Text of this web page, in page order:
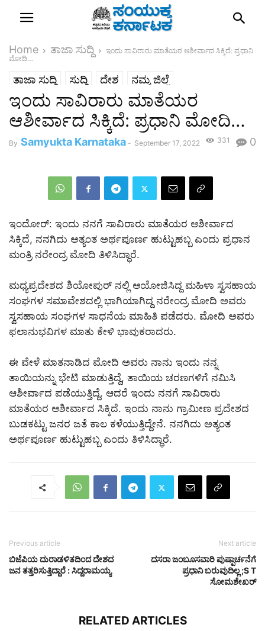
Home ತಾಜಾ ಸುದ್ದಿ
ಇಂದು ಸಾವಿರಾರು ಮಾತೆಯರ ಆಶೀರ್ವಾದ ಸಿಕ್ಕಿದೆ: ಪ್ರಧಾನಿ
ಮೋದಿ…
ತಾಜಾ ಸುದ್ದಿ ಸುದ್ದಿ ದೇಶ ನಮ್ಮ ಜಿಲ್ಲೆ
ಇಂದು ಸಾವಿರಾರು ಮಾತೆಯರ
ಆಶೀರ್ವಾದ ಸಿಕ್ಕಿದೆ: ಪ್ರಧಾನಿ ಮೋದಿ…
By Samyukta Karnataka - September 17, 2022 0
331
ಇಂದೋರ್: ಇಂದು ನನಗೆ ಸಾವಿರಾರು ಮಾತೆಯರ ಆಶೀರ್ವಾದ
ಸಿಕ್ಕಿದೆ, ನನಗಿದು ಅತ್ಯಂತ ಅರ್ಥಪೂರ್ಣ ಹುಟ್ಟುಹಬ್ಬ ಎಂದು ಪ್ರಧಾನ
ಮಂತ್ರಿ ನರೇಂದ್ರ ಮೋದಿ ತಿಳಿಸಿದ್ಧಾರೆ.
ಮಧ್ಯಪ್ರದೇಶದ ಶಿಯೋಪುರ್ ನಲ್ಲಿ ಆಯೋಜಿಸಿದ್ದ ಮಹಿಳಾ ಸ್ವಸಹಾಯ
ಸಂಘಗಳ ಸಮಾವೇಶದಲ್ಲಿ ಭಾಗಿಯಾಗಿದ್ದ ನರೇಂದ್ರ ಮೋದಿ ಅವರು
ಸ್ವಸಹಾಯ ಸಂಘಗಳ ಸಾಧನೆಯ ಮಾಹಿತಿ ಪಡೆದರು. ಮೋದಿ ಅವರು
ಫಲಾನುಭವಿಗಳ ಮಾತು ಕೇಳಿ ಭಾವುಕರಾದರು.
ಈ ವೇಳೆ ಮಾತನಾಡಿದ ಮೋದಿ ಅವರು ನಾನು ಇಂದು ನನ್ನ
ತಾಯಿಯನ್ನು ಭೇಟಿ ಮಾಡುತ್ತಿದ್ದೆ, ತಾಯಿಯ ಚರಣಗಳಿಗೆ ನಮಿಸಿ
ಆಶೀರ್ವಾದ ಪಡೆಯುತ್ತಿದ್ದೆ. ಆದರೆ ಇಂದು ನನಗೆ ಸಾವಿರಾರು
ಮಾತೆಯರ ಆಶೀರ್ವಾದ ಸಿಕ್ಕಿದೆ. ಇಂದು ನಾನು ಗ್ರಾಮೀಣ ಪ್ರದೇಶದ
ಬುಡಕಟ್ಟು ಜನರ ಜತೆ ಕಾಲ ಕಳೆಯುತ್ತಿದ್ದೇನೆ. ನನಗಿದು ಅತ್ಯಂತ
ಅರ್ಥಪೂರ್ಣ ಹುಟ್ಟುಹಬ್ಬ ಎಂದು ತಿಳಿಸಿದ್ಧಾರೆ.
Previous article
ಬಿಜೆಪಿಯ ದುರಾಡಳಿತದಿಂದ ದೇಶದ
ಜನ ತತ್ತರಿಸುತ್ತಿದ್ದಾರೆ : ಸಿದ್ದರಾಮಯ್ಯ
Next article
ದಸರಾ ಜಂಬೂಸವಾರಿ ಪುಷ್ಪಾರ್ಚನೆಗೆ
ಪ್ರಧಾನಿ ಬರುವುದಿಲ್ಲ ;S T
ಸೋಮಶೇಖರ್
RELATED ARTICLES